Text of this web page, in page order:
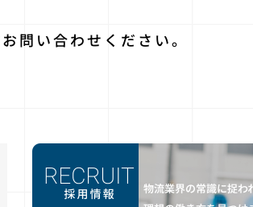
お問い合わせください。